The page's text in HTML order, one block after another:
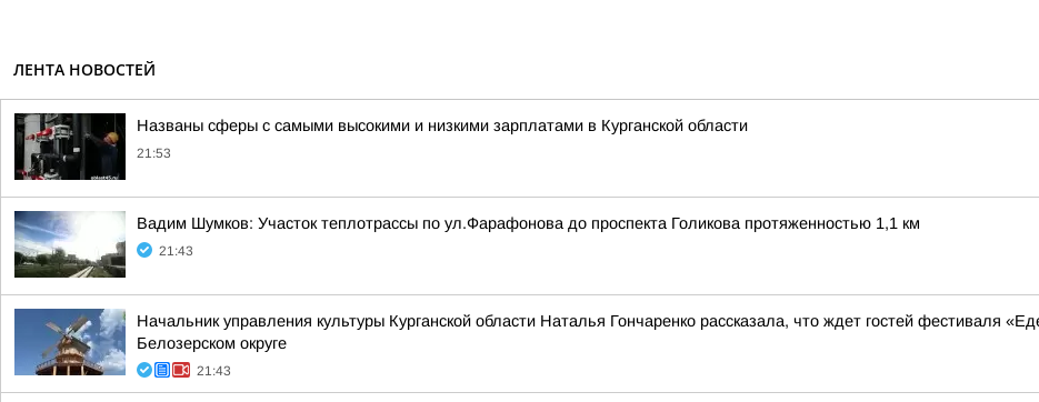
ЛЕНТА НОВОСТЕЙ
Названы сферы с самыми высокими и низкими зарплатами в Курганской области
21:53
Вадим Шумков: Участок теплотрассы по ул.Фарафонова до проспекта Голикова протяженностью 1,1 км
21:43
Начальник управления культуры Курганской области Наталья Гончаренко рассказала, что ждет гостей фестиваля
Белозерском округе
21:43